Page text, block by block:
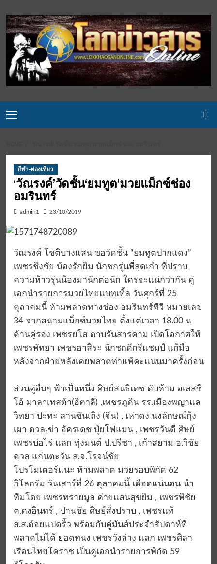
to
content
Menu
กีฬา-ท่องเที่ยว
‘วัณรงค์’วัดชั้น‘ยมทูต’มวยแม็กซ์ช่อง
อมรินทร์
admin1 23/10/2019
วัณรงค์ โชติบางแสน ขอวัดชั้น “ยมทูตปากแดง”
เพชรชิงชัย น้องรักยิม นักชกรุ่นพี่สุดเก๋า ที่ปราบ
ความห้าวรุ่นน้องมานักต่อนัก ใครจะแน่กว่ากัน คู่
เอกนำรายการมวยไทยแบทเทิ้ล วันศุกร์ที่ 25
ตุลาคมนี้ ห้ามพลาดทางช่อง อมรินทร์ทีวี หมายเลข
34 จากสนามแม็กซ์มวยไทย ตั้งแต่เวลา 18.00 น
ด้านคู่รอง เพชรยโส ดาบรันสารคาม เปิดโอกาศให้
เพชรพัทยา เพชรอาสิระ นักชกดีกรีแชมป์ แก้มือ
หลังจากฝ่ายหลังเคยพลาดท่าแพ้คะแนนมาครั้งก่อน
ส่วนคู่อื่นๆ ฟ้าเป็นหนึ่ง ศิษย์สนธิเดช ดับห้าม อเลสซิ
โอ้ มาลาเทสต้า(อิตาลี่) ,เพชรภูดิน รร.เมืองพญาแล
วิทยา ปะทะ ลานซันเถิง (จีน) , เห่าดง นงลักษณ์กุ้ง
เผา ดวลเข่า อัครเดช ปุ๋ยโฟแมน , เพชรวันดี ศิษย์
เพชรบ่อไร่ แลก ทุ่งมนต์ ป.ปรีชา , เก้าสยาม อ.วิชัย
ดวล แก่นตะวัน ส.จ.โรจน์ชัย
โปรโมเตอร์แนะ ห้ามพลาด มวยรอบพิกัด 62
กิโลกรัม วันเสาร์ที่ 26 ตุลาคมนี้ เดือดแน่นอน นำ
ทีมโดย เพชรทรายมูล ค่ายแสนสุขยิม , เพชรพิชัย
ต.คงอินทร์ , ปานชัย ศิษย์สั่งปราบ , เพชรแท้
ส.ส.ต้อยแปดริ้ว พร้อมกับคู่มันส์ประจำสัปดาห์ที่
พลาดไม่ได้ ยอดทนง เพชรวังล่าง แลก เพชรศิลา
เรือนไทยโคราช เป็นคู่เอกนำรายการพิกัด 59